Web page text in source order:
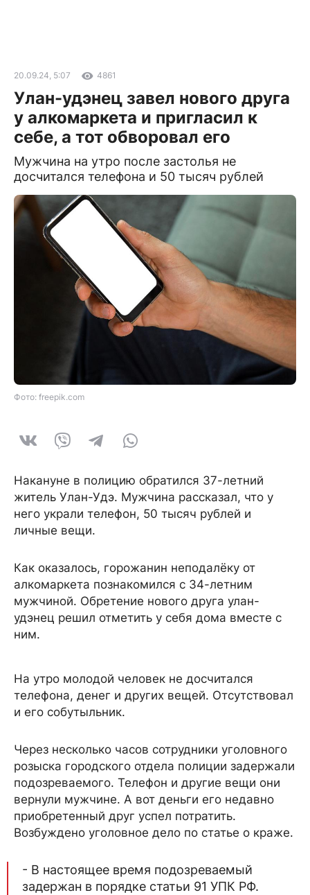
20.09.24, 5:07 4861
Улан-удэнец завел нового друга
у алкомаркета и пригласил к
себе, а тот обворовал его
Мужчина на утро после застолья не
досчитался телефона и 50 тысяч рублей
Фото: freepik.com
Накануне в полицию обратился 37-летний
житель Улан-Удэ. Мужчина рассказал, что у
него украли телефон, 50 тысяч рублей и
личные вещи.
Как оказалось, горожанин неподалёку от
алкомаркета познакомился с 34-летним
мужчиной. Обретение нового друга улан-
удэнец решил отметить у себя дома вместе с
ним.
На утро молодой человек не досчитался
телефона, денег и других вещей. Отсутствовал
и его собутыльник.
Через несколько часов сотрудники уголовного
розыска городского отдела полиции задержали
подозреваемого. Телефон и другие вещи они
вернули мужчине. А вот деньги его недавно
приобретенный друг успел потратить.
Возбуждено уголовное дело по статье о краже.
- В настоящее время подозреваемый
задержан в порядке статьи 91 УПК РФ.